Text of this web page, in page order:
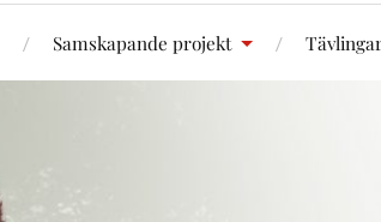
Samskapande projekt